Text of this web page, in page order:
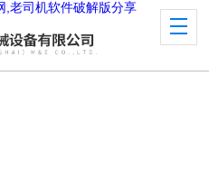
,老司机软件破解版分享